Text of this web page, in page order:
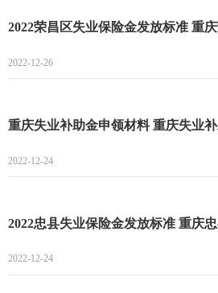
2022-12-26
重庆失业补助金申领材料 重庆失业
2022-12-24
2022-12-24